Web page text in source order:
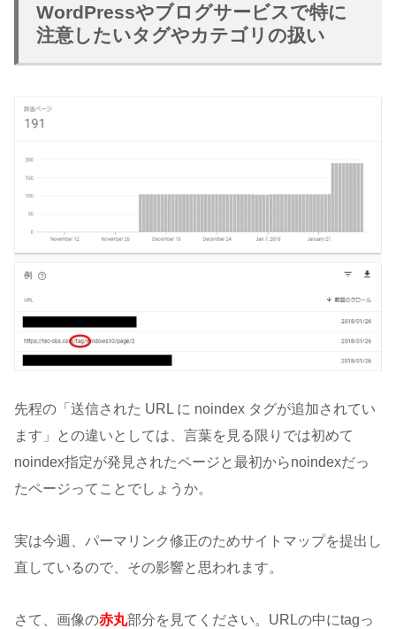
WordPressやブログサービスで特に
注意したいタグやカテゴリの扱い
先程の「送信された URL に noindex タグが追加されてい
ます」との違いとしては、言葉を見る限りでは初めて
noindex指定が発見されたページと最初からnoindexだっ
たページってことでしょうか。
実は今週、パーマリンク修正のためサイトマップを提出し
直しているので、その影響と思われます。
さて、画像の赤丸部分を見てください。URLの中にtagっ